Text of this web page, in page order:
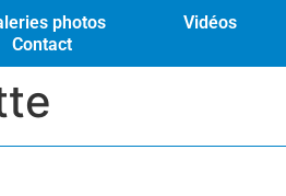
photos
Vidéos
Contact